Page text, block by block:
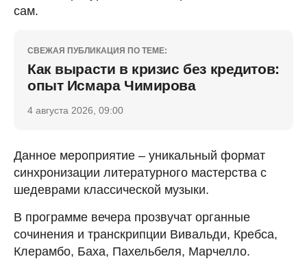
сам.
СВЕЖАЯ ПУБЛИКАЦИЯ ПО ТЕМЕ:
Как вырасти в кризис без кредитов:
опыт Исмара Чимирова
4 августа 2026, 09:00
Данное мероприятие – уникальный формат
синхронизации литературного мастерства с
шедеврами классической музыки.
В программе вечера прозвучат органные
сочинения и транскрипции Вивальди, Кребса,
Клерамбо, Баха, Пахельбеля, Марчелло.